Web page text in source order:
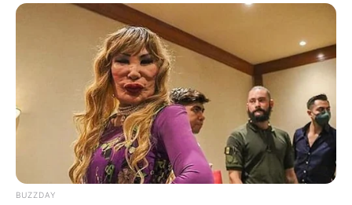
10 Epic Failures That Were Completely Preventable
— Find Out
BRAINBERRIES
BUZZDAY